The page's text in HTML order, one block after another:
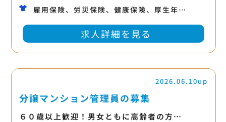
雇用保険、労災保険、健康保険、厚生年…
求人詳細を見る
2026.06.10up
分譲マンション管理員の募集
６０歳以上歓迎！男女ともに高齢者の方…